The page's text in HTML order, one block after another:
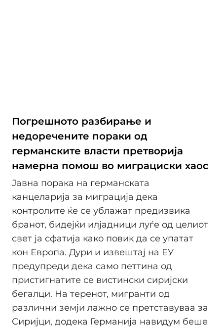
Погрешното разбирање и
недоречените пораки од
германските власти претворија
намерна помош во миграциски хаос
Јавна порака на германската
канцеларија за миграција дека
контролите ќе се ублажат предизвика
бранот, бидејќи илјадници луѓе од целиот
свет ја сфатија како повик да се упатат
кон Европа. Дури и извештај на ЕУ
предупреди дека само петтина од
пристигнатите се вистински сиријски
бегалци. На теренот, мигранти од
различни земји лажно се претставуваа за
Сиријци, додека Германија навидум беше